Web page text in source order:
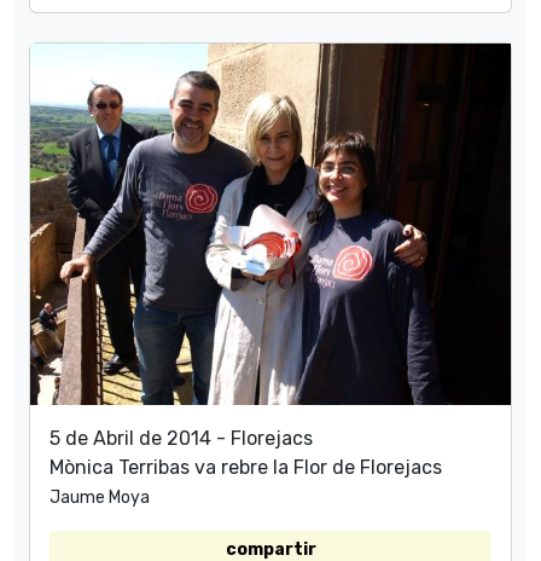
5 de Abril de 2014 - Florejacs
Mònica Terribas va rebre la Flor de Florejacs
Jaume Moya
compartir